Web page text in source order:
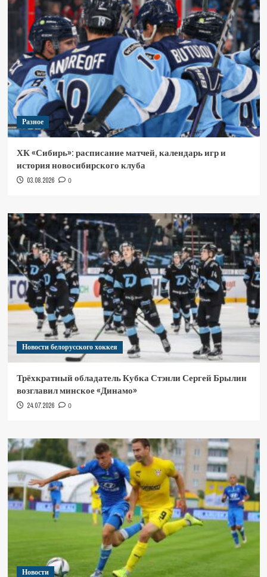
Разное
ХК «Сибирь»: расписание матчей, календарь игр и
история новосибирского клуба
03.08.2026 0
Новости белорусского хоккея
Трёхкратный обладатель Кубка Стэнли Сергей Брылин
возглавил минское «Динамо»
24.07.2026 0
Новости